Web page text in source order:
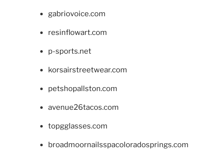
gabriovoice.com
resinflowart.com
p-sports.net
korsairstreetwear.com
petshopallston.com
avenue26tacos.com
topgglasses.com
broadmoornailsspacoloradosprings.com